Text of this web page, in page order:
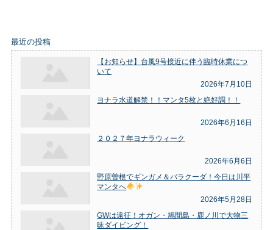
最近の投稿
【お知らせ】台風9号接近に伴う臨時休業につ
いて
2026年7月10日
ヨナラ水道解禁！！マンタ5枚と絶好調！！
2026年6月16日
２０２７年ヨナラウィーク
2026年6月6日
野原曽根でギンガメ＆バラクーダ！今日は川平
マンタへ
2026年5月28日
GWは遠征！オガン・鳩間島・鹿ノ川で大物三
昧ダイビング！